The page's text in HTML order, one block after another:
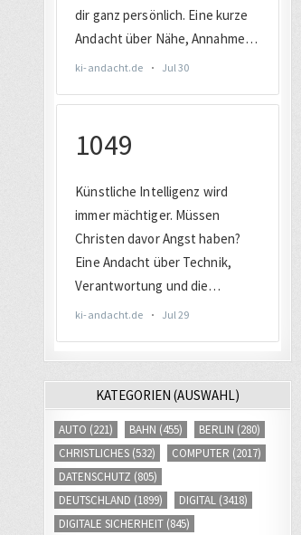
KATEGORIEN (AUSWAHL)
AUTO (221) BAHN (455) BERLIN (280)
CHRISTLICHES (532) COMPUTER (2017)
DATENSCHUTZ (805)
DEUTSCHLAND (1899) DIGITAL (3418)
DIGITALE SICHERHEIT (845)